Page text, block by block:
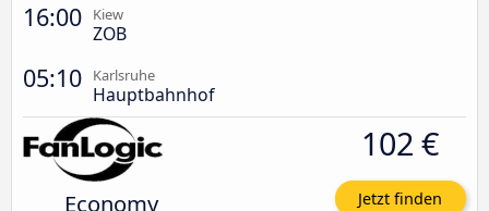
16:00 Kiew
ZOB
05:10 Karlsruhe
Hauptbahnhof
Economy
102 €
Jetzt finden